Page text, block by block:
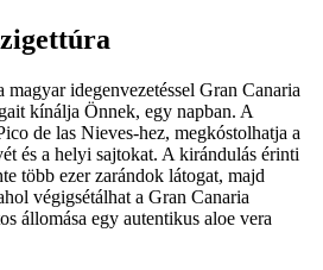
idegenvezetéssel Gran Canaria
kínálja Önnek, egy napban. A
de las Nieves-hez, megkóstolhatja a
és a helyi sajtokat. A kirándulás érinti
több ezer zarándok látogat, majd
végigsétálhat a Gran Canaria
állomása egy autentikus aloe vera